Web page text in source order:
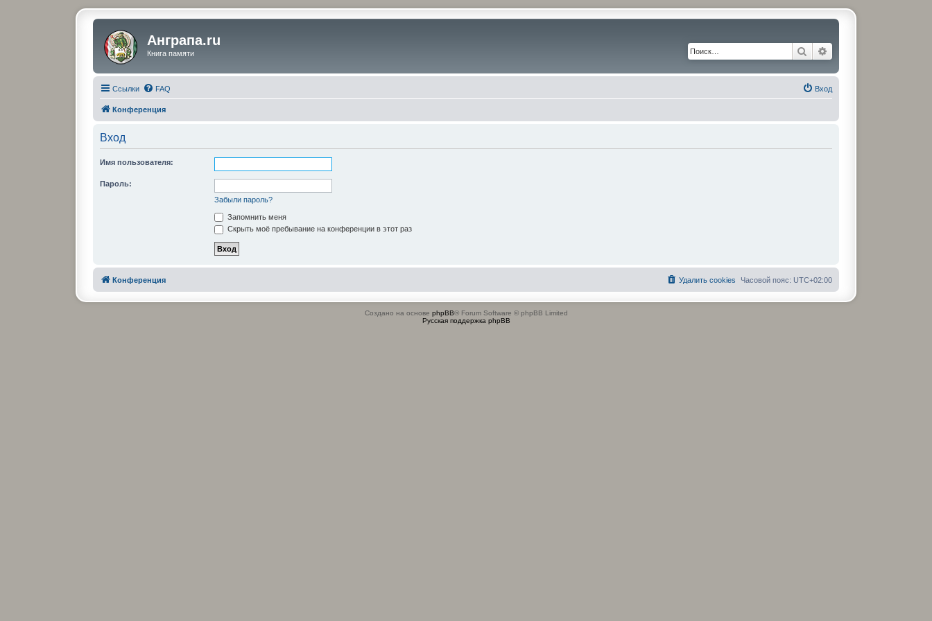
Анграпа.ru
Книга памяти Поиск
Ссылки FAQ Вход
Конференция
Вход
Имя пользователя:
Пароль:
Забыли пароль?
Запомнить меня
Скрыть моё пребывание на конференции в этот раз
Конференция Часовой пояс: UTC+02:00
Удалить cookies
Создано на основе phpBB® Forum Software © phpBB Limited
Русская поддержка phpBB